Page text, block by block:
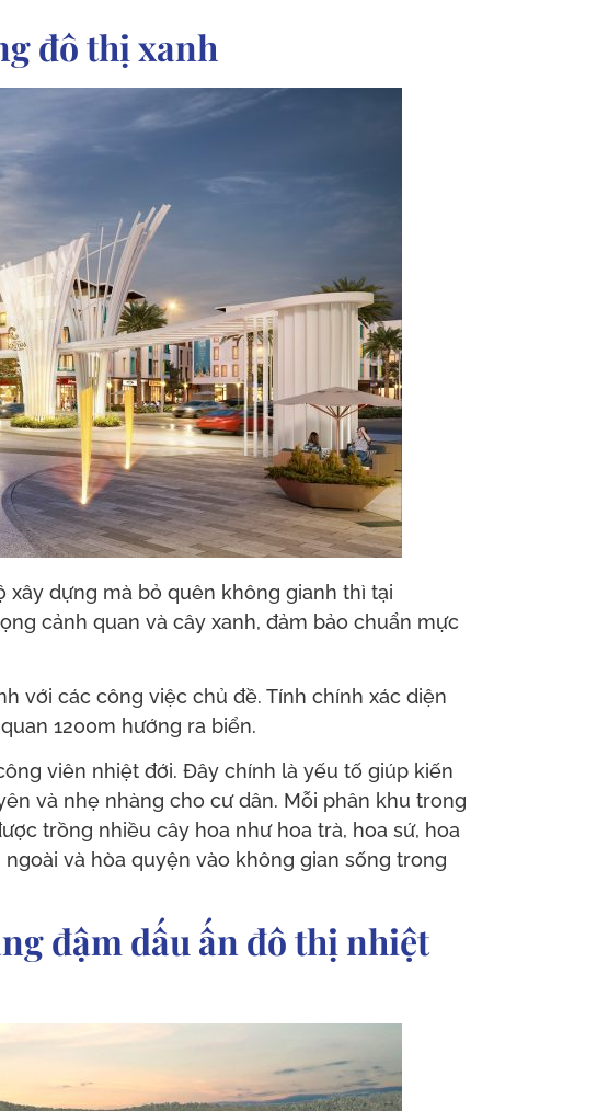
đô thị xanh
dựng mà bỏ quên không gianh thì tại
cảnh quan và cây xanh, đảm bảo chuẩn mực
với các công việc chủ đề. Tính chính xác diện
1200m hướng ra biển.
viên nhiệt đới. Đây chính là yếu tố giúp kiến
và nhẹ nhàng cho cư dân. Mỗi phân khu trong
trồng nhiều cây hoa như hoa trà, hoa sứ, hoa
và hòa quyện vào không gian sống trong
đậm dấu ấn đô thị nhiệt